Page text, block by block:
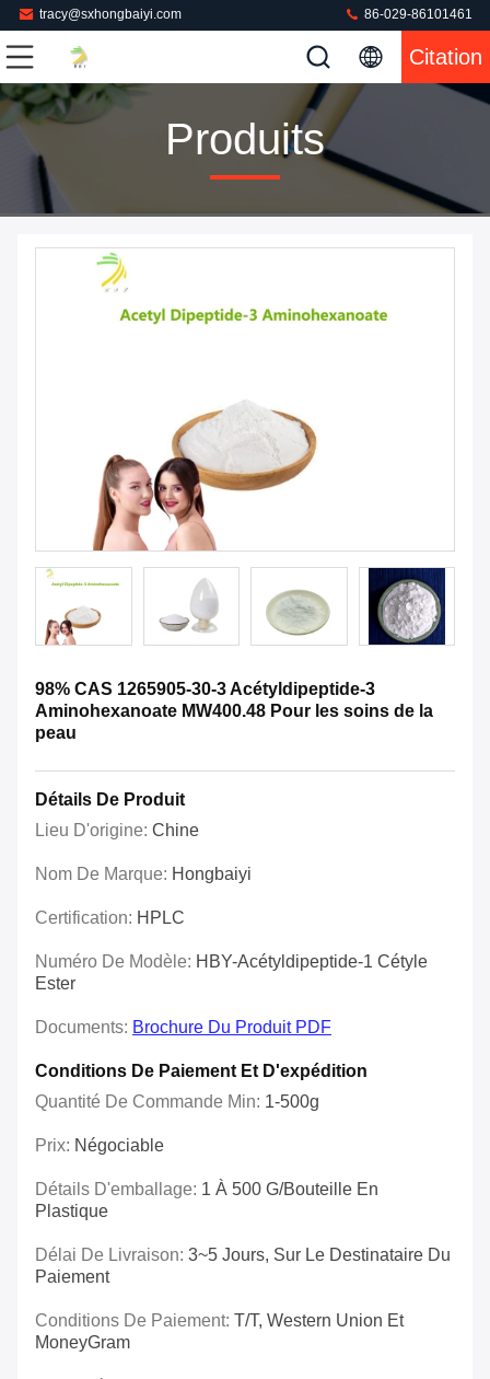
tracy@sxhongbaiyi.com 86-029-86101461
Citation
Produits
98% CAS 1265905-30-3 Acétyldipeptide-3
Aminohexanoate MW400.48 Pour les soins de la
peau
Détails De Produit
Lieu D'origine: Chine
Nom De Marque: Hongbaiyi
Certification: HPLC
Numéro De Modèle: HBY-Acétyldipeptide-1 Cétyle
Ester
Documents: Brochure Du Produit PDF
Conditions De Paiement Et D'expédition
Quantité De Commande Min: 1-500g
Prix: Négociable
Détails D'emballage: 1 À 500 G/bouteille En
Plastique
Délai De Livraison: 3~5 Jours, Sur Le Destinataire Du
Paiement
Conditions De Paiement: T/T, Western Union Et
MoneyGram